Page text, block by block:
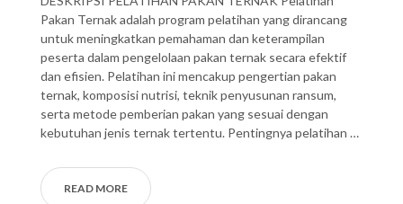
Pakan Ternak adalah program pelatihan yang dirancang
untuk meningkatkan pemahaman dan keterampilan
peserta dalam pengelolaan pakan ternak secara efektif
dan efisien. Pelatihan ini mencakup pengertian pakan
ternak, komposisi nutrisi, teknik penyusunan ransum,
serta metode pemberian pakan yang sesuai dengan
kebutuhan jenis ternak tertentu. Pentingnya pelatihan …
READ MORE